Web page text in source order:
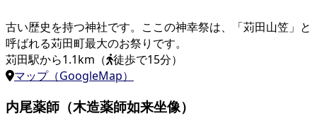
古い歴史を持つ神社です。ここの神幸祭は、「苅田山笠」と
呼ばれる苅田町最大のお祭りです。
苅田駅から1.1km（ 徒歩で15分）
マップ（GoogleMap）
内尾薬師（木造薬師如来坐像）